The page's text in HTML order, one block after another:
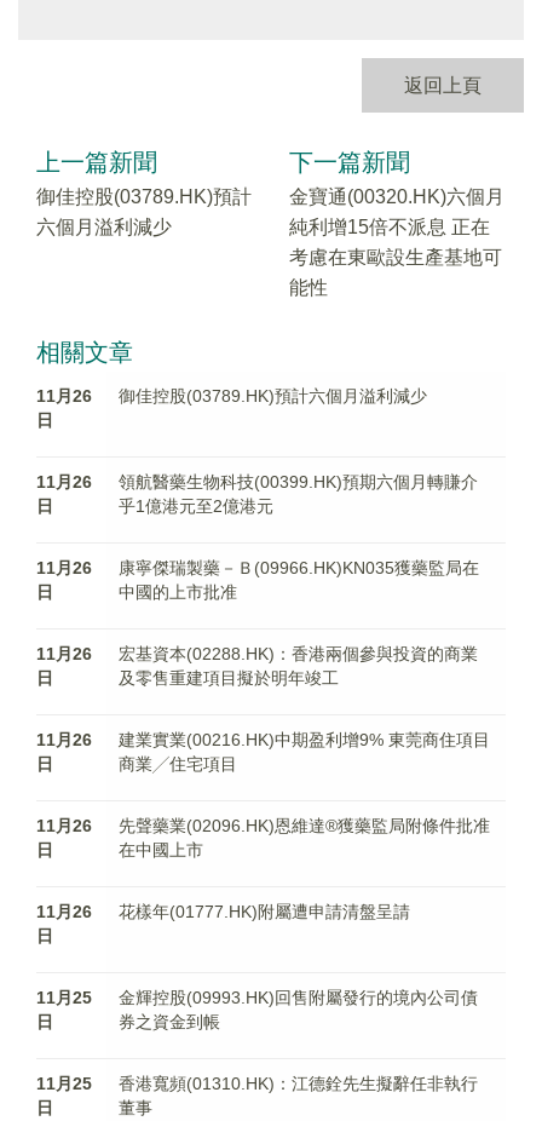
返回上頁
上一篇新聞
御佳控股(03789.HK)預計
六個月溢利減少
下一篇新聞
金寶通(00320.HK)六個月
純利增15倍不派息 正在
考慮在東歐設生產基地可
能性
相關文章
11月26
日
御佳控股(03789.HK)預計六個月溢利減少
11月26
日
領航醫藥生物科技(00399.HK)預期六個月轉賺介
乎1億港元至2億港元
11月26
日
康寧傑瑞製藥－Ｂ(09966.HK)KN035獲藥監局在
中國的上市批准
11月26
日
宏基資本(02288.HK)：香港兩個參與投資的商業
及零售重建項目擬於明年竣工
11月26
日
建業實業(00216.HK)中期盈利增9% 東莞商住項目
商業╱住宅項目
11月26
日
先聲藥業(02096.HK)恩維達®獲藥監局附條件批准
在中國上市
11月26
日
花樣年(01777.HK)附屬遭申請清盤呈請
11月25
日
金輝控股(09993.HK)回售附屬發行的境內公司債
券之資金到帳
11月25
日
香港寬頻(01310.HK)：江德銓先生擬辭任非執行
董事